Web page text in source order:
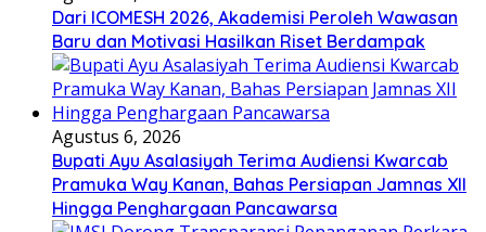
Dari ICOMESH 2026, Akademisi Peroleh Wawasan
Baru dan Motivasi Hasilkan Riset Berdampak
Agustus 6, 2026
Bupati Ayu Asalasiyah Terima Audiensi Kwarcab
Pramuka Way Kanan, Bahas Persiapan Jamnas XII
Hingga Penghargaan Pancawarsa